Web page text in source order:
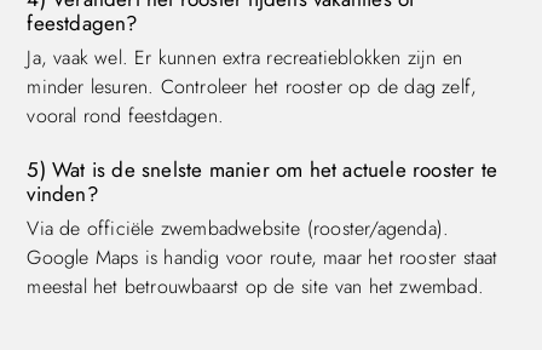
feestdagen?
Ja, vaak wel. Er kunnen extra recreatieblokken zijn en
minder lesuren. Controleer het rooster op de dag zelf,
vooral rond feestdagen.
5) Wat is de snelste manier om het actuele rooster te
vinden?
Via de officiële zwembadwebsite (rooster/agenda).
Google Maps is handig voor route, maar het rooster staat
meestal het betrouwbaarst op de site van het zwembad.